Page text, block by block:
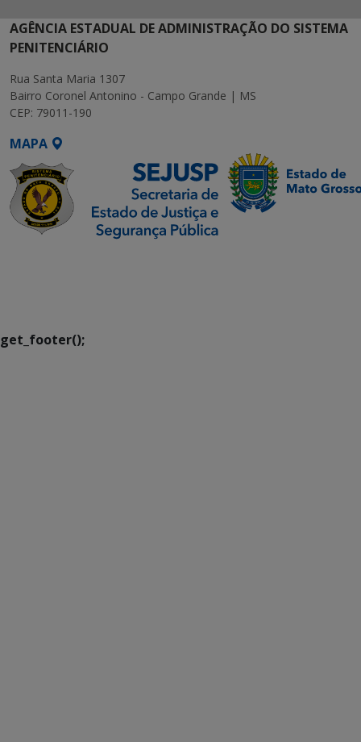
AGÊNCIA ESTADUAL DE ADMINISTRAÇÃO DO SISTEMA
PENITENCIÁRIO
Rua Santa Maria 1307
Bairro Coronel Antonino - Campo Grande | MS
CEP: 79011-190
MAPA
get_footer();